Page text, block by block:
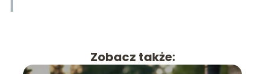
Zobacz także: